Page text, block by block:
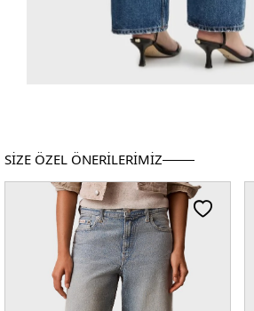
SİZE ÖZEL ÖNERİLERİMİZ